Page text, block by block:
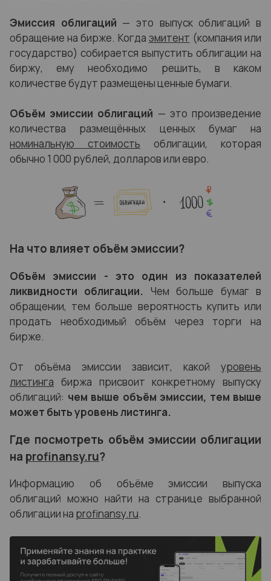
Эмиссия облигаций — это выпуск облигаций в
обращение на бирже. Когда эмитент (компания или
государство) собирается выпустить облигации на
биржу, ему необходимо решить, в каком
количестве будут размещены ценные бумаги.
Объём эмиссии облигаций — это произведение
количества размещённых ценных бумаг на
номинальную стоимость облигации, которая
обычно 1 000 рублей, долларов или евро.
На что влияет объём эмиссии?
Объём эмиссии - это один из показателей
ликвидности облигации. Чем больше бумаг в
обращении, тем больше вероятность купить или
продать необходимый объём через торги на
бирже.
От объёма эмиссии зависит, какой уровень
листинга биржа присвоит конкретному выпуску
облигаций: чем выше объём эмиссии, тем выше
может быть уровень листинга.
Где посмотреть объём эмиссии облигации
на profinansy.ru?
Информацию об объёме эмиссии выпуска
облигаций можно найти на странице выбранной
облигации на profinansy.ru.